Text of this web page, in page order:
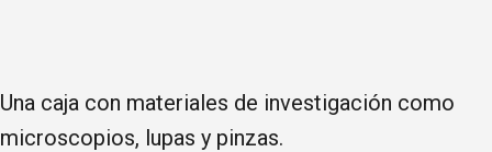
​Una caja con materiales de investigación como
microscopios, lupas y pinzas.